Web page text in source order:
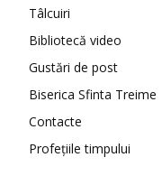
Tâlcuiri
Bibliotecă video
Gustări de post
Biserica Sfinta Treime
Contacte
Profețiile timpului